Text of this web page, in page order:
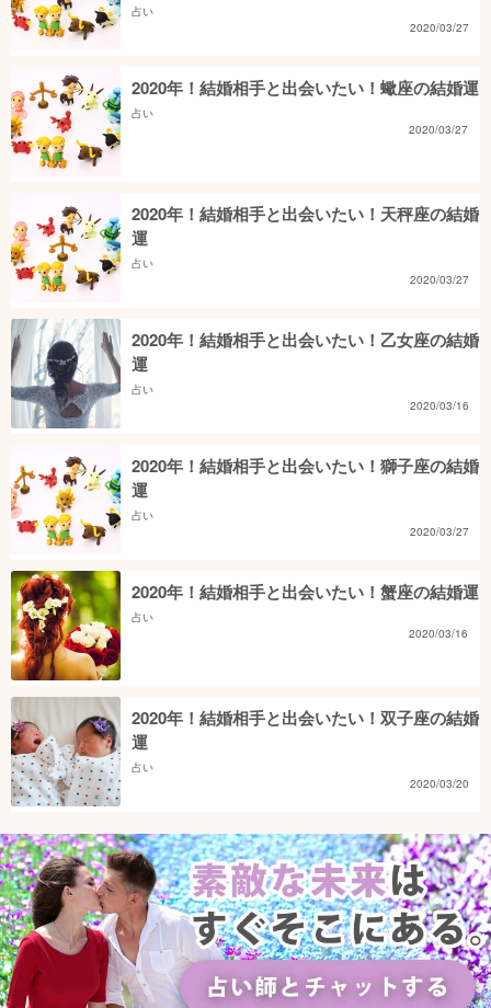
占い
2020/03/27
2020年！結婚相手と出会いたい！蠍座の結婚運
占い
2020/03/27
2020年！結婚相手と出会いたい！天秤座の結婚
運
占い
2020/03/27
2020年！結婚相手と出会いたい！乙女座の結婚
運
占い
2020/03/16
2020年！結婚相手と出会いたい！獅子座の結婚
運
占い
2020/03/27
2020年！結婚相手と出会いたい！蟹座の結婚運
占い
2020/03/16
2020年！結婚相手と出会いたい！双子座の結婚
運
占い
2020/03/20